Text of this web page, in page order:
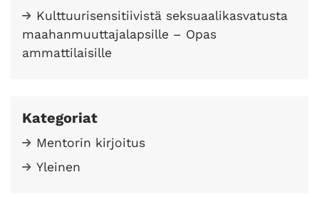
Kulttuurisensitiivistä seksuaalikasvatusta
maahanmuuttajalapsille – Opas
ammattilaisille
Kategoriat
Mentorin kirjoitus
Yleinen